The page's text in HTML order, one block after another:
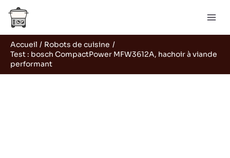
Aller
contenu
Accueil
Robots de cuisine
Test : bosch CompactPower MFW3612A, hachoir à viande
performant
Rechercher